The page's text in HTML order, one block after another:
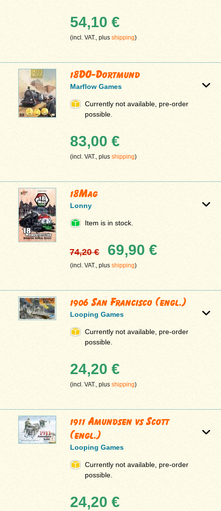
54,10 €
(incl. VAT., plusshipping)
18DO-Dortmund
Marflow Games
Currently not available, pre-order
possible.
83,00 €
(incl. VAT., plusshipping)
18Mag
Lonny
Item is in stock.
74,20 € 69,90 €
(incl. VAT., plusshipping)
1906 San Francisco (engl.)
Looping Games
Currently not available, pre-order
possible.
24,20 €
(incl. VAT., plusshipping)
1911 Amundsen vs Scott
(engl.)
Looping Games
Currently not available, pre-order
possible.
24,20 €